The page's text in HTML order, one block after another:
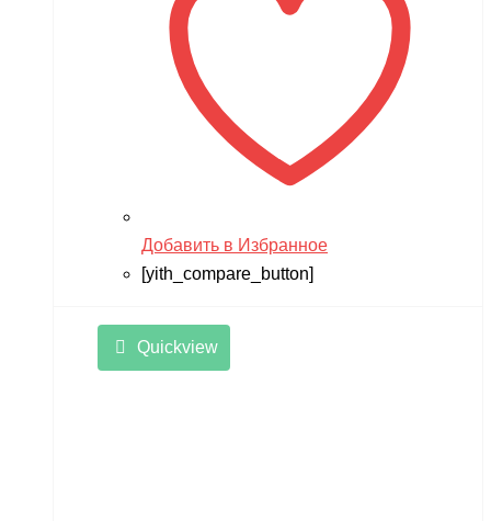
Добавить в Избранное
[yith_compare_button]
Quickview